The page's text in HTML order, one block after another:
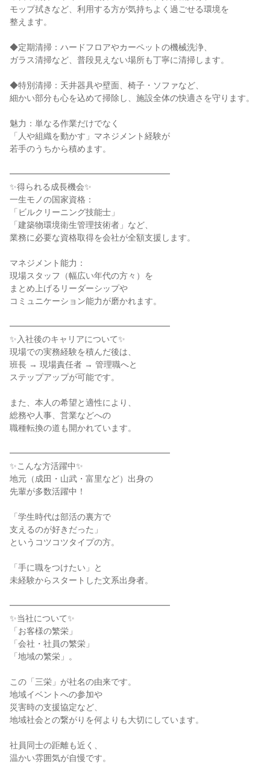
モップ拭きなど、利用する方が気持ちよく過ごせる環境を
整えます。
◆定期清掃：ハードフロアやカーペットの機械洗浄、
ガラス清掃など、普段見えない場所も丁寧に清掃します。
◆特別清掃：天井器具や壁面、椅子・ソファなど、
細かい部分も心を込めて掃除し、施設全体の快適さを守ります。
魅力：単なる作業だけでなく
「人や組織を動かす」マネジメント経験が
若手のうちから積めます。
━━━━━━━━━━━━━━━━━━━
✨得られる成長機会✨
一生モノの国家資格：
「ビルクリーニング技能士」
「建築物環境衛生管理技術者」など、
業務に必要な資格取得を会社が全額支援します。
マネジメント能力：
現場スタッフ（幅広い年代の方々）を
まとめ上げるリーダーシップや
コミュニケーション能力が磨かれます。
━━━━━━━━━━━━━━━━━━━
✨入社後のキャリアについて✨
現場での実務経験を積んだ後は、
班長 → 現場責任者 → 管理職へと
ステップアップが可能です。
また、本人の希望と適性により、
総務や人事、営業などへの
職種転換の道も開かれています。
━━━━━━━━━━━━━━━━━━━
✨こんな方活躍中✨
地元（成田・山武・富里など）出身の
先輩が多数活躍中！
「学生時代は部活の裏方で
支えるのが好きだった」
というコツコツタイプの方。
「手に職をつけたい」と
未経験からスタートした文系出身者。
━━━━━━━━━━━━━━━━━━━
✨当社について✨
「お客様の繁栄」
「会社・社員の繁栄」
「地域の繁栄」。
この「三栄」が社名の由来です。
地域イベントへの参加や
災害時の支援協定など、
地域社会との繋がりを何よりも大切にしています。
社員同士の距離も近く、
温かい雰囲気が自慢です。